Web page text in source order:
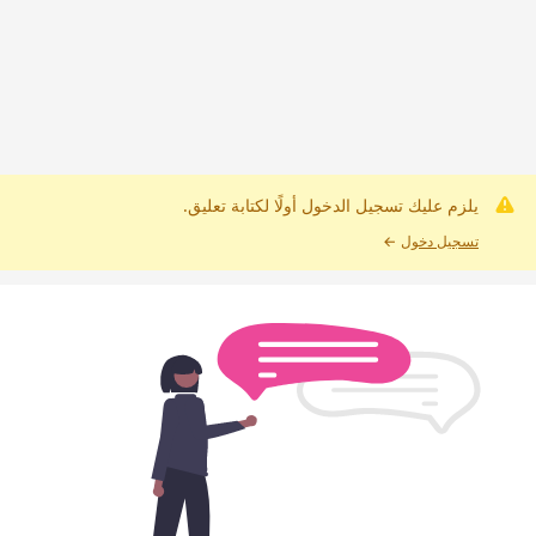
يلزم عليك تسجيل الدخول أولًا لكتابة تعليق.
تسجيل دخول ←